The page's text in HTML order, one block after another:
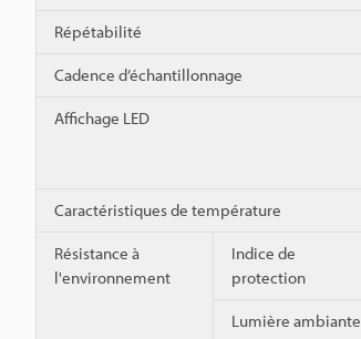
Répétabilité
Cadence d’échantillonnage
Affichage LED
Caractéristiques de température
Résistance à
l'environnement
Indice de
protection
Lumière ambiante